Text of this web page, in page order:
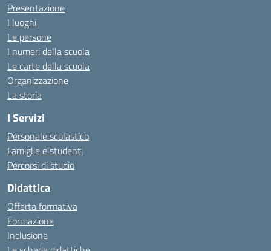
Presentazione
I luoghi
Le persone
I numeri della scuola
Le carte della scuola
Organizzazione
La storia
I Servizi
Personale scolastico
Famiglie e studenti
Percorsi di studio
Didattica
Offerta formativa
Formazione
Inclusione